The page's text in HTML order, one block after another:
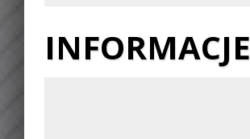
INFORMACJE